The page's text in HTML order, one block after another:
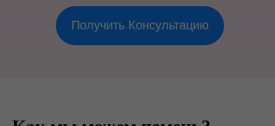
Получить Консультацию